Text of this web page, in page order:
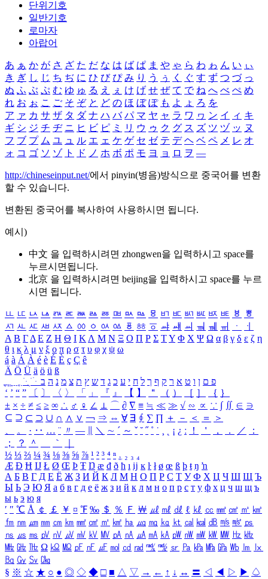
단위기호
일반기호
로마자
아랍어
あ ぁ か が さ ざ た だ な は ば ぱ ま や ゃ ら わ ゎ ん い ぃ
き ぎ し じ ち ぢ に ひ び ぴ み り う ぅ く ぐ す ず つ づ っ
ぬ ふ ぶ ぷ む ゆ ゅ る え ぇ け げ せ ぜ て で ね へ べ ぺ め
れ お ぉ こ ご そ ぞ と ど の ほ ぼ ぽ も よ ょ ろ を
ア ァ カ サ ザ タ ダ ナ ハ バ パ マ ヤ ャ ラ ワ ヮ ン イ ィ キ
ギ シ ジ チ ヂ ニ ヒ ビ ピ ミ リ ウ ゥ ク グ ス ズ ツ ヅ ッ ヌ
フ ブ プ ム ユ ュ ル エ ェ ケ ゲ セ ゼ テ デ ヘ ベ ペ メ レ オ
ォ コ ゴ ソ ゾ ト ド ノ ホ ボ ポ モ ヨ ョ ロ ヲ ―
http://chineseinput.net/에서 pinyin(병음)방식으로 중국어를 변환
할 수 있습니다.
변환된 중국어를 복사하여 사용하시면 됩니다.
예시)
中文 을 입력하시려면 zhongwen을 입력하시고 space를
누르시면됩니다.
北京 을 입력하시려면 beijing을 입력하시고 space를 누르
시면 됩니다.
ㅥ ㅦ ㅧ ㅨ ㅩ ㅪ ㅫ ㅬ ㅭ ㅮ ㅯ ㅰ ㅱ ㅲ ㅳ ㅴ ㅵ ㅶ ㅷ ㅸ
ㅹ
ㅺ ㅻ ㅼ ㅽ ㅾ ㅿ ㆀ ㆁ ㆂ ㆃ ㆄ ㆅ ㆆ ㆇ ㆈ ㆉ ㆊ ㆋ ㆌ ㆍ
ㆎ
Α Β ΓΔ Ε Ζ Η Θ Ι ΚΛ Μ Ν Ξ Ο Π Ρ Σ ΤΥ Φ Χ Ψ Ω α β γ δ ε ζ η
θ ι κ λ μ ν ξ ο π ρ σ τ υ φ χ ψ ω
á à Á À é è É È ç Ç ê
Ä Ö Ü ä ö ü ß
ִֶֹ ֻּ ׁׂ פ ם ן ו ט א ר ק ף ך ל ח י ע כ ג ד ש ץ ת צ מ נ ה ב
‘ ’ “ ” 〔 〕 〈 〉 「 」 『 』 【 】 ＂ （ ） ［ ］ ｛ ｝
± × ÷ ≠ ≤ ≥ ∞ ∴ ♂ ♀ ∠ ⊥ ⌒ ∂ ∇ ≡ ≒ ≪ ≫ √ ∽ ∝ ∵ ∫ ∬ ∈ ∋
⊆ ⊇ ⊂ ⊃ ∪ ∩ ∧ ∨ ￢ ⇒ ⇔ ∀ ∃ ∮ ∑ ∏ ＋ － ＜ ＝
＞
、
。 · ‥ … ¨ 〃 ― ＼ ∼ ´ ～ ˇ ˘ ˝ ˚ ˙ ¸ ¡ ¿ ː ！ ＇ ， ． ／
：
；
？ ＾ ｀
½ ⅓ ⅔ ¼ ¾ ⅛ ⅜ ⅝ ⅞ ¹ ² ³ ⁴ ⁿ ₁ ₂ ₃ ₄
Æ Ð Ħ Ĳ Ł Ø Œ Þ Ŧ Ŋ æ đ ð ħ ı ĳ ĸ ŀ ł ø œ ß þ ŧ ŋ ŉ
А Б В Г Д Е Ё Ж З И Й К Л М Н О П Р С Т У Ф Х Ц Ч Ш Щ Ъ
Ы Ь Э Ю Я а б в г д е ё ж з и й к л м н о п р с т у ф х ц ч ш щ ъ
ы ь э ю я
′ ″ ℃ Å ￠ ￡ ￥ ¤ ℉ ‰ ＄ ％ Ｆ ￦ ㎕ ㎖ ㎗ ℓ ㎘ ㏄ ㎣ ㎤ ㎥ ㎦
㎙ ㎚ ㎛ ㎜ ㎝ ㎞ ㎟ ㎠ ㎡ ㎢ ㏊ ㎍ ㎎ ㎏ ㏏ ㎈ ㎉ ㏈ ㎧ ㎨ ㎰
㎱ ㎲ ㎳ ㎴ ㎵ ㎶ ㎷ ㎸ ㎹ ㎀ ㎁ ㎂ ㎃ ㎄ ㎺ ㎻ ㎽ ㎾ ㎿ ㎐ ㎑
㎒ ㎓ ㎔ Ω ㏀ ㏁ ㎊ ㎋ ㎌ ㏖ ㏅ ㎭ ㎮ ㎯ ㏛ ㎩ ㎪ ㎫ ㎬ ㏝ ㏐
㏓
㏃ ㏉ ㏜ ㏆
§ ※ ☆ ★ ○ ● ◎ ◇ ◆ □ ■ △ ▽ → ← ↑ ↓ ↔ 〓 ◁ ◀ ▷ ▶ ♤